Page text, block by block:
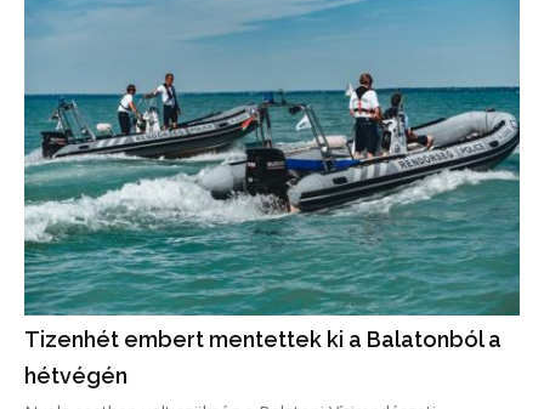
Tizenhét embert mentettek ki a Balatonból a
hétvégén